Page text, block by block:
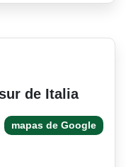
de Italia
mapas de Google